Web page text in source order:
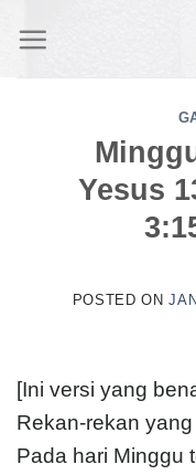
Yesus
POSTED ON
[Ini versi yang
Rekan-rekan
Pada hari Minggu